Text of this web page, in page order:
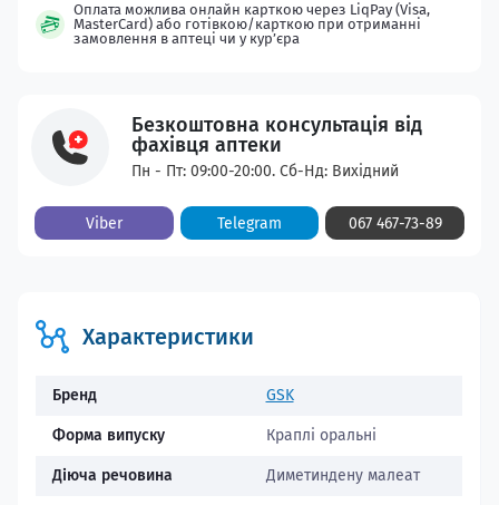
Оплата можлива онлайн карткою через LiqPay (Visa,
MasterCard) або готівкою/карткою при отриманні
замовлення в аптеці чи у кур’єра
Безкоштовна консультація від
фахівця аптеки
Пн - Пт: 09:00-20:00. Сб-Нд: Вихідний
Viber Telegram 067 467-73-89
Характеристики
Бренд GSK
Форма випуску Краплі оральні
Діюча речовина Диметиндену малеат